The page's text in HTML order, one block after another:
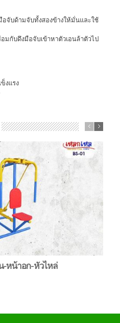
อจับด้ามจับทั้งสองข้างให้มั่นและใช้
กับดึงมือจับเข้าหาตัวเอนล้าตัวไป
งแรง
-หน้าอก-หัวไหล่